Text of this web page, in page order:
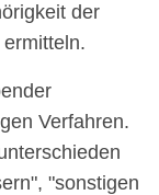
der
Verfahren.
"sonstigen